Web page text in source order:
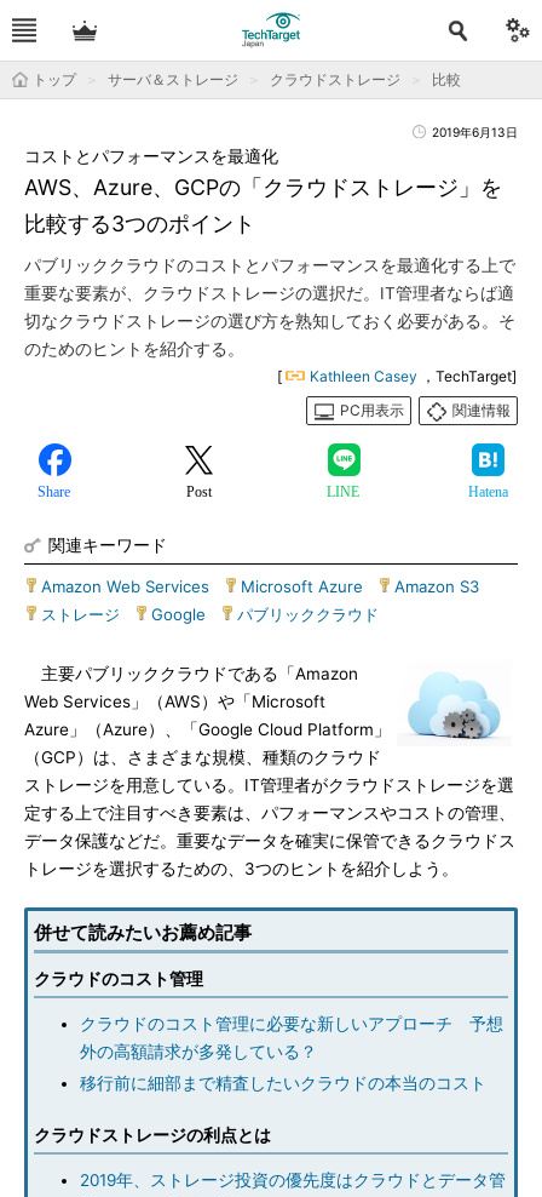
トップ サーバ＆ストレージ クラウドストレージ 比較
2019年6月13日
AWS、Azure、GCPの「クラウドストレージ」を
比較する3つのポイント
コストとパフォーマンスを最適化
パブリッククラウドのコストとパフォーマンスを最適化する上で
重要な要素が、クラウドストレージの選択だ。IT管理者ならば適
切なクラウドストレージの選び方を熟知しておく必要がある。そ
のためのヒントを紹介する。
[ Kathleen Casey ，TechTarget]
PC用表示
関連情報
Share Post LINE Hatena
関連キーワード
Amazon Web Services Microsoft Azure Amazon S3
ストレージ
Google パブリッククラウド
主要パブリッククラウドである「Amazon
Web Services」（AWS）や「Microsoft
Azure」（Azure）、「Google Cloud Platform」
（GCP）は、さまざまな規模、種類のクラウド
ストレージを用意している。IT管理者がクラウドストレージを選
定する上で注目すべき要素は、パフォーマンスやコストの管理、
データ保護などだ。重要なデータを確実に保管できるクラウドス
トレージを選択するための、3つのヒントを紹介しよう。
併せて読みたいお薦め記事
クラウドのコスト管理
クラウドのコスト管理に必要な新しいアプローチ 予想
外の高額請求が多発している？
移行前に細部まで精査したいクラウドの本当のコスト
クラウドストレージの利点とは
2019年、ストレージ投資の優先度はクラウドとデータ管